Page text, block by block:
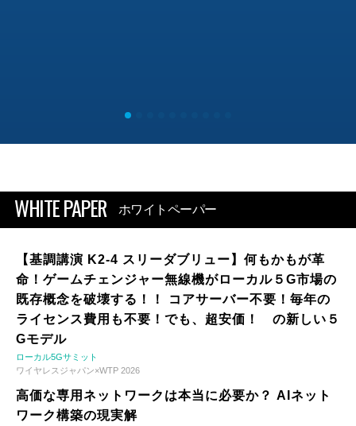
WHITE PAPER ホワイトペーパー
【基調講演 K2-4 スリーダブリュー】何もかもが革
命！ゲームチェンジャー無線機がローカル５G市場の
既存概念を破壊する！！ コアサーバー不要！毎年の
ライセンス費用も不要！でも、超安価！ の新しい５
Gモデル
ローカル5Gサミット
ワイヤレスジャパン×WTP 2026
高価な専用ネットワークは本当に必要か？ AIネット
ワーク構築の現実解